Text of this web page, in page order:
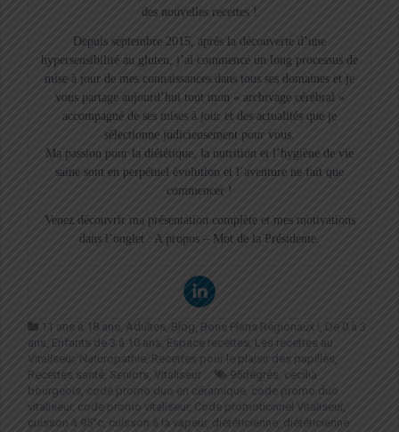
des nouvelles recettes !
Depuis septembre 2015, après la découverte d’une
hypersensibilité au gluten, j’ai commencé un long processus de
mise à jour de mes connaissances dans tous ses domaines et je
vous partage aujourd’hui tout mon « archivage cérébral »
accompagné de ses mises à jour et des actualités que je
sélectionne judicieusement pour vous.
Ma passion pour la diététique, la nutrition et l’hygiène de vie
saine sont en perpétuel évolution et l’aventure ne fait que
commencer !
Venez découvrir ma présentation complète et mes motivations
dans l’onglet : A propos – Mot de la Présidente.
11 ans à 18 ans, Adultes, Blog Bons Plans Régionaux !
De 0 à 3
ans Enfants de 3 à 10 ans Espace recettes Les recettes au
Vitaliseur, Naturopathie Recettes pour le plaisir des papilles,
Recettes santé, Seniors, Vitaliseur 95dégrés, cecilia
bourgeois , code promo duo en céramique code promo duo
vitaliseur, code promo vitaliseur, Code promotionnel Vitaliseur ,
cuisson à 95°c, cuisson à la vapeur, diététicienne diététicienne